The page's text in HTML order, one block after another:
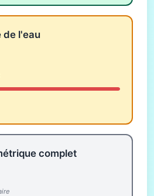
de l'eau
complet